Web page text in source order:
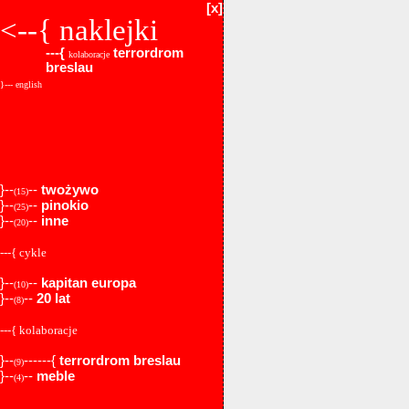
[x]
<--{ naklejki
---{ kolaboracje terrordrom
breslau
}--- english
}--(15)-- twożywo
}--(25)-- pinokio
}--(20)-- inne
---{ cykle
}--(10)-- kapitan europa
}--(8)-- 20 lat
---{ kolaboracje
}--(9)------{ terrordrom breslau
}--(4)-- meble